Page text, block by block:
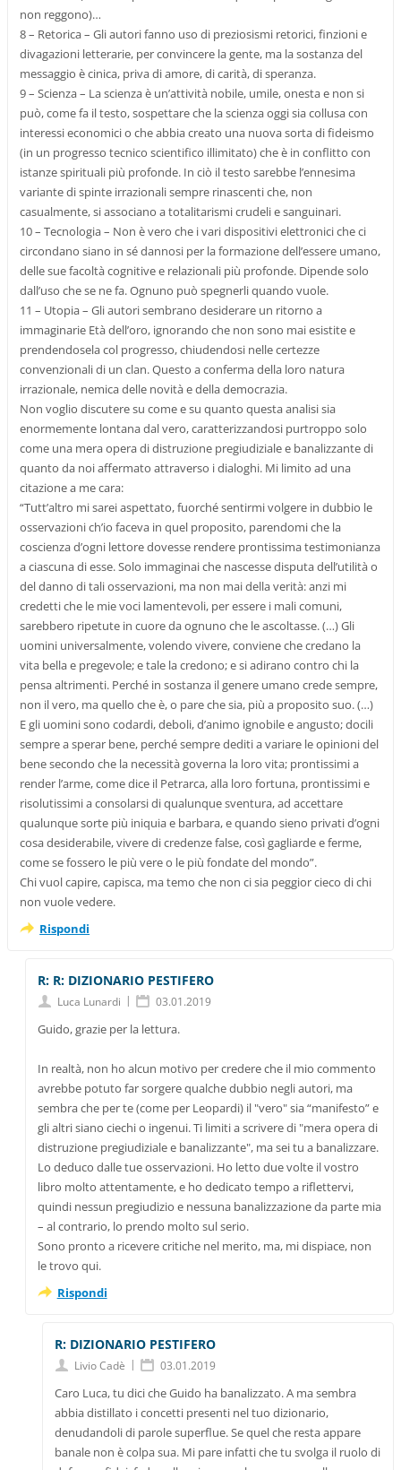
non reggono)…
8 – Retorica – Gli autori fanno uso di preziosismi retorici, finzioni e
divagazioni letterarie, per convincere la gente, ma la sostanza del
messaggio è cinica, priva di amore, di carità, di speranza.
9 – Scienza – La scienza è un’attività nobile, umile, onesta e non si
può, come fa il testo, sospettare che la scienza oggi sia collusa con
interessi economici o che abbia creato una nuova sorta di fideismo
(in un progresso tecnico scientifico illimitato) che è in conflitto con
istanze spirituali più profonde. In ciò il testo sarebbe l’ennesima
variante di spinte irrazionali sempre rinascenti che, non
casualmente, si associano a totalitarismi crudeli e sanguinari.
10 – Tecnologia – Non è vero che i vari dispositivi elettronici che ci
circondano siano in sé dannosi per la formazione dell’essere umano,
delle sue facoltà cognitive e relazionali più profonde. Dipende solo
dall’uso che se ne fa. Ognuno può spegnerli quando vuole.
11 – Utopia – Gli autori sembrano desiderare un ritorno a
immaginarie Età dell’oro, ignorando che non sono mai esistite e
prendendosela col progresso, chiudendosi nelle certezze
convenzionali di un clan. Questo a conferma della loro natura
irrazionale, nemica delle novità e della democrazia.
Non voglio discutere su come e su quanto questa analisi sia
enormemente lontana dal vero, caratterizzandosi purtroppo solo
come una mera opera di distruzione pregiudiziale e banalizzante di
quanto da noi affermato attraverso i dialoghi. Mi limito ad una
citazione a me cara:
“Tutt’altro mi sarei aspettato, fuorché sentirmi volgere in dubbio le
osservazioni ch’io faceva in quel proposito, parendomi che la
coscienza d’ogni lettore dovesse rendere prontissima testimonianza
a ciascuna di esse. Solo immaginai che nascesse disputa dell’utilità o
del danno di tali osservazioni, ma non mai della verità: anzi mi
credetti che le mie voci lamentevoli, per essere i mali comuni,
sarebbero ripetute in cuore da ognuno che le ascoltasse. (…) Gli
uomini universalmente, volendo vivere, conviene che credano la
vita bella e pregevole; e tale la credono; e si adirano contro chi la
pensa altrimenti. Perché in sostanza il genere umano crede sempre,
non il vero, ma quello che è, o pare che sia, più a proposito suo. (…)
E gli uomini sono codardi, deboli, d’animo ignobile e angusto; docili
sempre a sperar bene, perché sempre dediti a variare le opinioni del
bene secondo che la necessità governa la loro vita; prontissimi a
render l’arme, come dice il Petrarca, alla loro fortuna, prontissimi e
risolutissimi a consolarsi di qualunque sventura, ad accettare
qualunque sorte più iniquia e barbara, e quando sieno privati d’ogni
cosa desiderabile, vivere di credenze false, così gagliarde e ferme,
come se fossero le più vere o le più fondate del mondo”.
Chi vuol capire, capisca, ma temo che non ci sia peggior cieco di chi
non vuole vedere.
Rispondi
R: R: DIZIONARIO PESTIFERO
Luca Lunardi | 03.01.2019
Guido, grazie per la lettura.
In realtà, non ho alcun motivo per credere che il mio commento
avrebbe potuto far sorgere qualche dubbio negli autori, ma
sembra che per te (come per Leopardi) il "vero" sia “manifesto” e
gli altri siano ciechi o ingenui. Ti limiti a scrivere di "mera opera di
distruzione pregiudiziale e banalizzante", ma sei tu a banalizzare.
Lo deduco dalle tue osservazioni. Ho letto due volte il vostro
libro molto attentamente, e ho dedicato tempo a riflettervi,
quindi nessun pregiudizio e nessuna banalizzazione da parte mia
– al contrario, lo prendo molto sul serio.
Sono pronto a ricevere critiche nel merito, ma, mi dispiace, non
le trovo qui.
Rispondi
R: DIZIONARIO PESTIFERO
Livio Cadè | 03.01.2019
Caro Luca, tu dici che Guido ha banalizzato. A ma sembra
abbia distillato i concetti presenti nel tuo dizionario,
denudandoli di parole superflue. Se quel che resta appare
banale non è colpa sua. Mi pare infatti che tu svolga il ruolo di